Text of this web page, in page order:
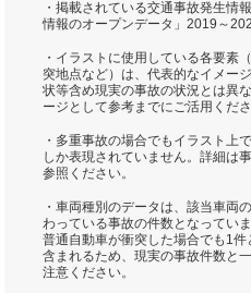
・掲載されている交通事故発生情
情報のオープンデータ」2019～
・イラストに使用している各要素
突地点など）は、代表的なイメー
状等含め現実の事故の状況とは異
ージとして参考までにご活用くださ
・多重事故の場合でもイラスト上
しか表現されていません。詳細は
参照ください。
・車両種別のデータは、該当車両
わっている事故の件数となってい
普通自動車が衝突した場合でも1
含まれるため、現実の事故件数と
注意ください。